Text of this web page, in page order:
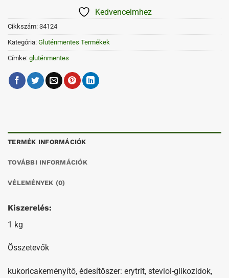
Kedvenceimhez
Cikkszám: 34124
Kategória: Gluténmentes Termékek
Címke: gluténmentes
TERMÉK INFORMÁCIÓK
TOVÁBBI INFORMÁCIÓK
VÉLEMÉNYEK (0)
Kiszerelés:
1 kg
Összetevők
kukoricakeményítő, édesítőszer: erytrit, steviol-glikozidok,